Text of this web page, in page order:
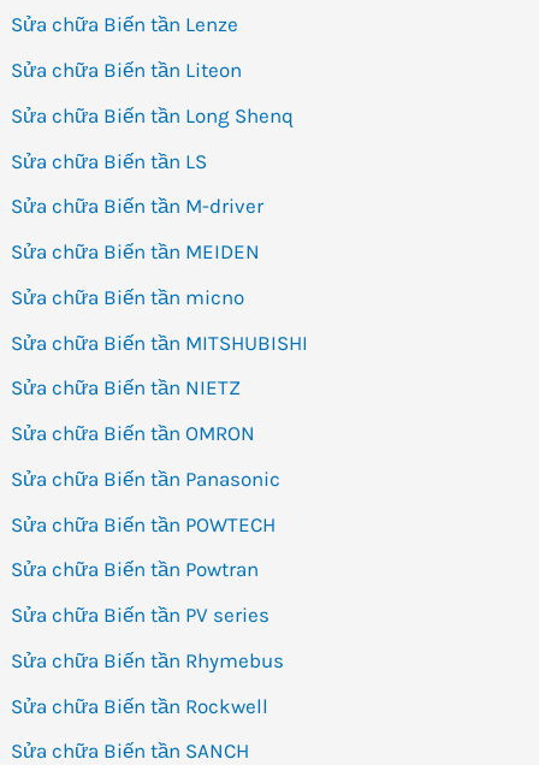
Sửa chữa Biến tần Lenze
Sửa chữa Biến tần Liteon
Sửa chữa Biến tần Long Shenq
Sửa chữa Biến tần LS
Sửa chữa Biến tần M-driver
Sửa chữa Biến tần MEIDEN
Sửa chữa Biến tần micno
Sửa chữa Biến tần MITSHUBISHI
Sửa chữa Biến tần NIETZ
Sửa chữa Biến tần OMRON
Sửa chữa Biến tần Panasonic
Sửa chữa Biến tần POWTECH
Sửa chữa Biến tần Powtran
Sửa chữa Biến tần PV series
Sửa chữa Biến tần Rhymebus
Sửa chữa Biến tần Rockwell
Sửa chữa Biến tần SANCH